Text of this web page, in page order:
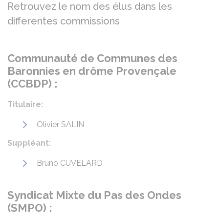
Retrouvez le nom des élus dans les
differentes commissions
Communauté de Communes des
Baronnies en drôme Provençale
(CCBDP) :
Titulaire:
Olivier SALIN
Suppléant:
Bruno CUVELARD
Syndicat Mixte du Pas des Ondes
(SMPO) :